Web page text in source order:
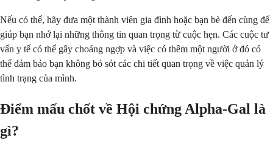
Nếu có thể, hãy đưa một thành viên gia đình hoặc bạn bè đến cùng để
giúp bạn nhớ lại những thông tin quan trọng từ cuộc hẹn. Các cuộc tư
vấn y tế có thể gây choáng ngợp và việc có thêm một người ở đó có
thể đảm bảo bạn không bỏ sót các chi tiết quan trọng về việc quản lý
tình trạng của mình.
Điểm mấu chốt về Hội chứng Alpha-Gal là
gì?